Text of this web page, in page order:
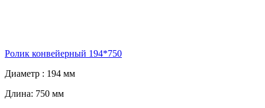
Ролик конвейерный 194*750
Диаметр : 194 мм
Длина: 750 мм